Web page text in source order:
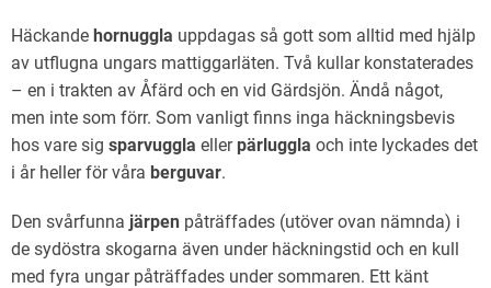
Häckande hornuggla uppdagas så gott som alltid med hjälp
av utflugna ungars mattiggarläten. Två kullar konstaterades
– en i trakten av Åfärd och en vid Gärdsjön. Ändå något,
men inte som förr. Som vanligt finns inga häckningsbevis
hos vare sig sparvuggla ellerpärluggla och inte lyckades det
i år heller för våra berguvar.
Den svårfunna järpen påträffades (utöver ovan nämnda) i
de sydöstra skogarna även under häckningstid och en kull
med fyra ungar påträffades under sommaren. Ett känt